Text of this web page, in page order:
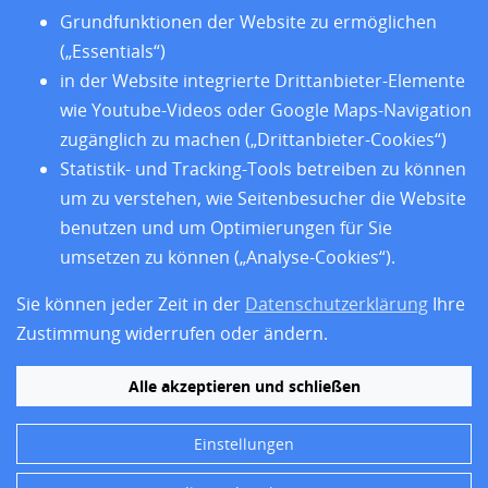
Datenschutz
Folgen Sie uns
Grundfunktionen der Website zu ermöglichen
(„Essentials“)
in der Website integrierte Drittanbieter-Elemente
wie Youtube-Videos oder Google Maps-Navigation
zugänglich zu machen („Drittanbieter-Cookies“)
Statistik- und Tracking-Tools betreiben zu können
um zu verstehen, wie Seitenbesucher die Website
benutzen und um Optimierungen für Sie
umsetzen zu können („Analyse-Cookies“).
Sie können jeder Zeit in der Datenschutzerklärung Ihre
Zustimmung widerrufen oder ändern.
Einstellungen
Alle akzeptieren und schließen